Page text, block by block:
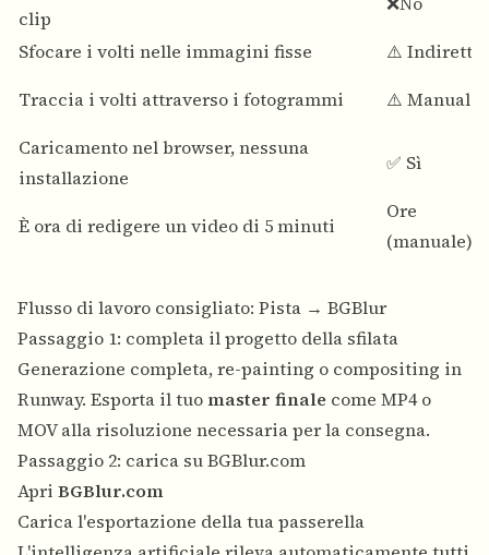
clip
Sfocare i volti nelle immagini fisse
⚠️ Indiretto
Traccia i volti attraverso i fotogrammi
⚠️ Manuale
Caricamento nel browser, nessuna
installazione
✅ Sì
È ora di redigere un video di 5 minuti
Ore
(manuale)
Flusso di lavoro consigliato: Pista → BGBlur
Passaggio 1: completa il progetto della sfilata
Generazione completa, re-painting o compositing in
Runway. Esporta il tuo master finale come MP4 o
MOV alla risoluzione necessaria per la consegna.
Passaggio 2: carica su BGBlur.com
Apri BGBlur.com
Carica l'esportazione della tua passerella